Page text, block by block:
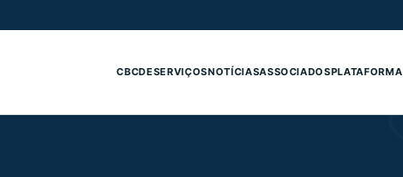
CBCDESERVIÇOSNOTÍCIASASSOCIADOSPLATAFORMA